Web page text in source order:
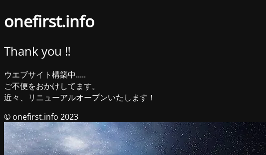
onefirst.info
Thank you ‼︎
ウエブサイト構築中.....
ご不便をおかけしてます。
近々、リニューアルオープンいたします！
© onefirst.info 2023